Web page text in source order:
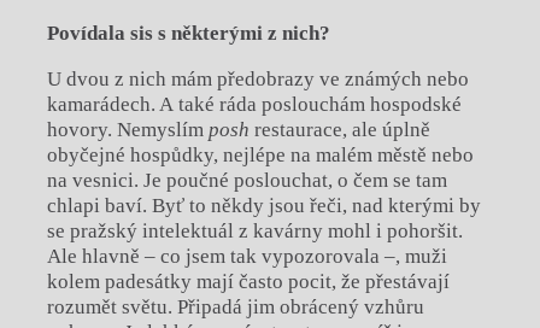
Povídala sis s některými z nich?
U dvou z nich mám předobrazy ve známých nebo
kamarádech. A také ráda poslouchám hospodské
hovory. Nemyslím posh restaurace, ale úplně
obyčejné hospůdky, nejlépe na malém městě nebo
na vesnici. Je poučné poslouchat, o čem se tam
chlapi baví. Byť to někdy jsou řeči, nad kterými by
se pražský intelektuál z kavárny mohl i pohoršit.
Ale hlavně – co jsem tak vypozorovala –, muži
kolem padesátky mají často pocit, že přestávají
rozumět světu. Připadá jim obrácený vzhůru